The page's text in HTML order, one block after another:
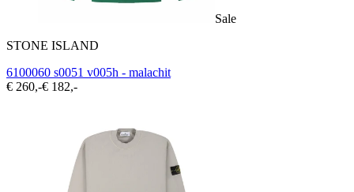
Sale
STONE ISLAND
6100060 s0051 v005h - malachit
€ 260,-€ 182,-